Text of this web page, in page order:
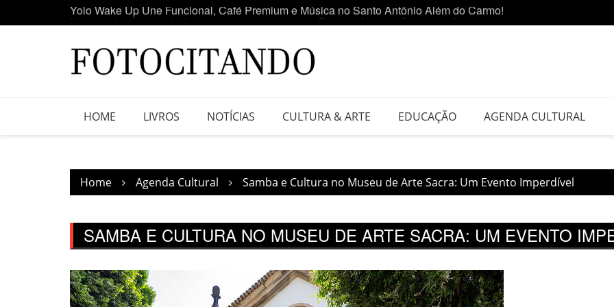
to
Maior clube de vinil da América Latina participa da Feira do Vinil no Shopping Center Lapa
HOME LIVROS NOTÍCIAS CULTURA & ARTE EDUCAÇÃO AGENDA CULTURAL
Home Agenda Cultural Samba e Cultura no Museu de Arte Sacra: Um Evento Imperdível
SAMBA E CULTURA NO MUSEU DE ARTE SACRA: UM EVENTO